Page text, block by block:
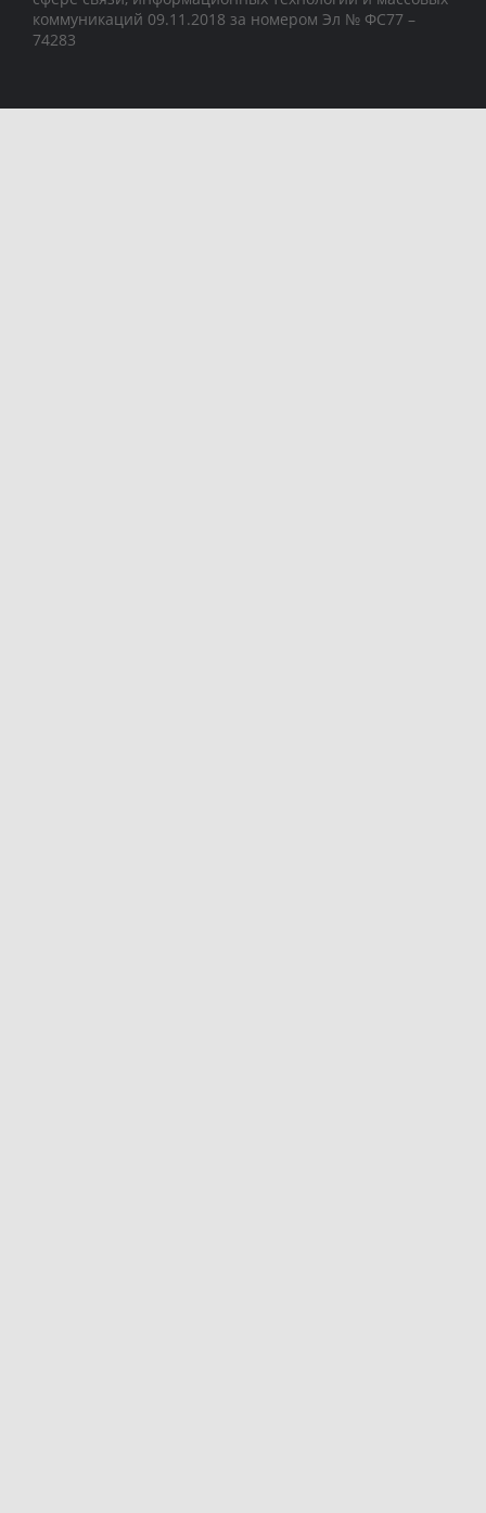
коммуникаций 09.11.2018 за номером Эл № ФС77 –
74283